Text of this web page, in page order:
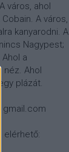
város, ahol
A város,
kanyarodni. A
Nagypest;
a
néz. Ahol
plázát.
gmail.com
elérhető: